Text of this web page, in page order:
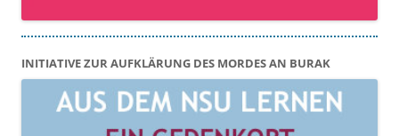
INITIATIVE ZUR AUFKLÄRUNG DES MORDES AN BURAK